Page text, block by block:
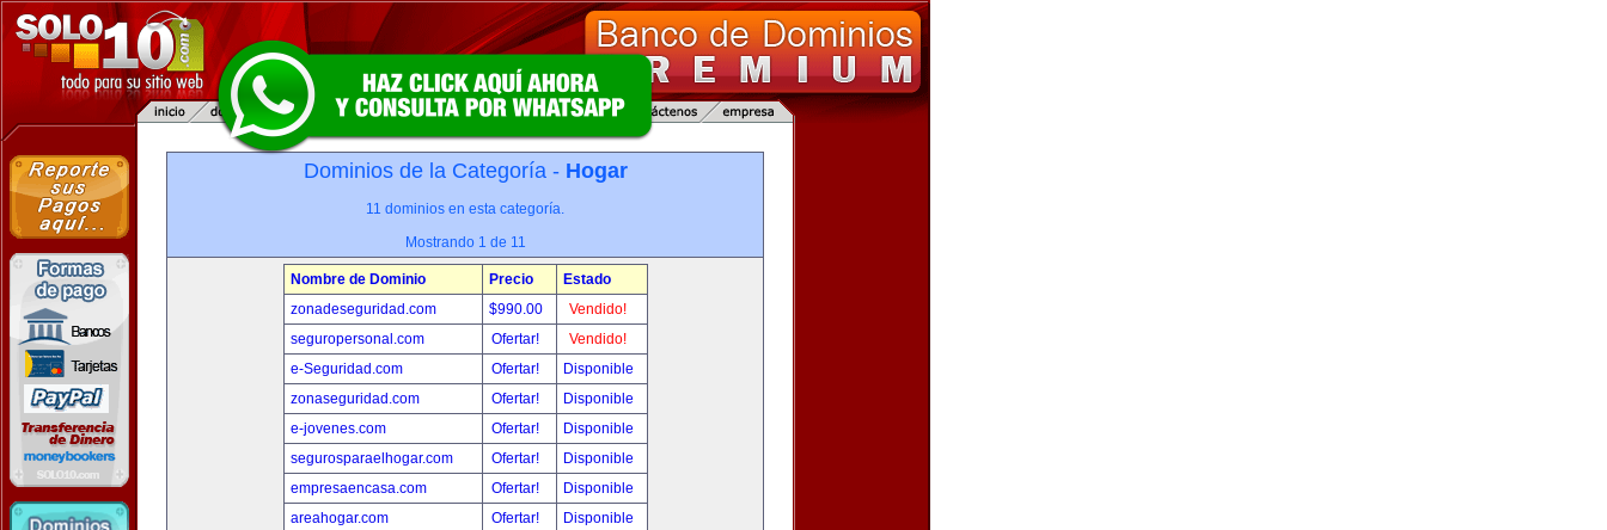
Dominios de la Categoría - Hogar
11 dominios en esta categoría.
Mostrando 1 de 11
Nombre de Dominio Precio
Estado
zonadeseguridad.com
$990.00
Vendido!
seguropersonal.com
Ofertar!
Vendido!
e-Seguridad.com
Ofertar!
Disponible
zonaseguridad.com
Ofertar!
Disponible
e-jovenes.com
Ofertar!
Disponible
segurosparaelhogar.com
Ofertar!
Disponible
empresaencasa.com
Ofertar!
Disponible
areahogar.com
Ofertar!
Disponible